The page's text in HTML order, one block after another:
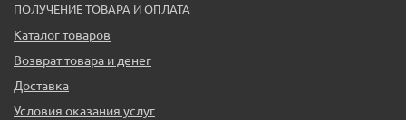
ПОЛУЧЕНИЕ ТОВАРА И ОПЛАТА
Каталог товаров
Возврат товара и денег
Доставка
Условия оказания услуг